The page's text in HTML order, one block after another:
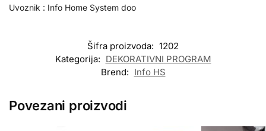
Uvoznik : Info Home System doo
Šifra proizvoda: 1202
Kategorija: DEKORATIVNI PROGRAM
Brend: Info HS
Povezani proizvodi